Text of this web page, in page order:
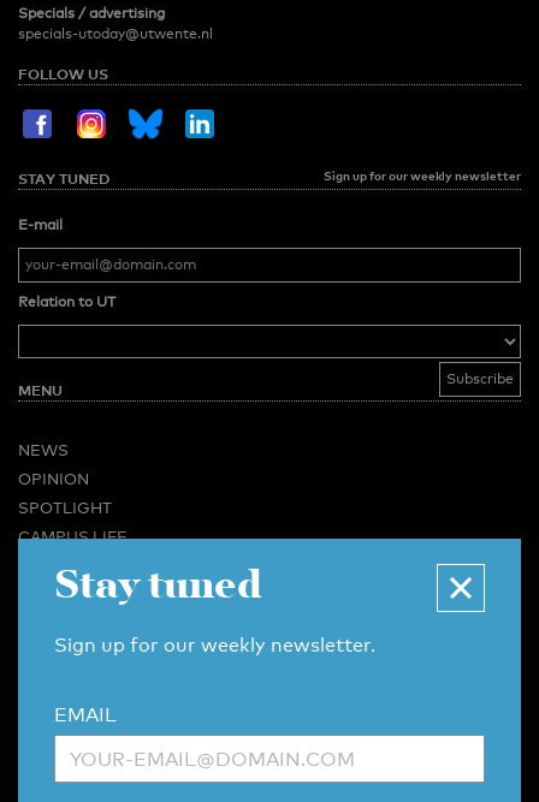
Specials / advertising
specials-utoday@utwente.nl
FOLLOW US
STAY TUNED Sign up for our weekly newsletter
E-mail
Relation to UT
MENU
NEWS
OPINION
SPOTLIGHT
CAMPUS LIFE
VIDEO
BUSINESS & CAREER
CONTACT
ARCHIVE
Stay tuned
Sign up for our weekly newsletter.
EMAIL